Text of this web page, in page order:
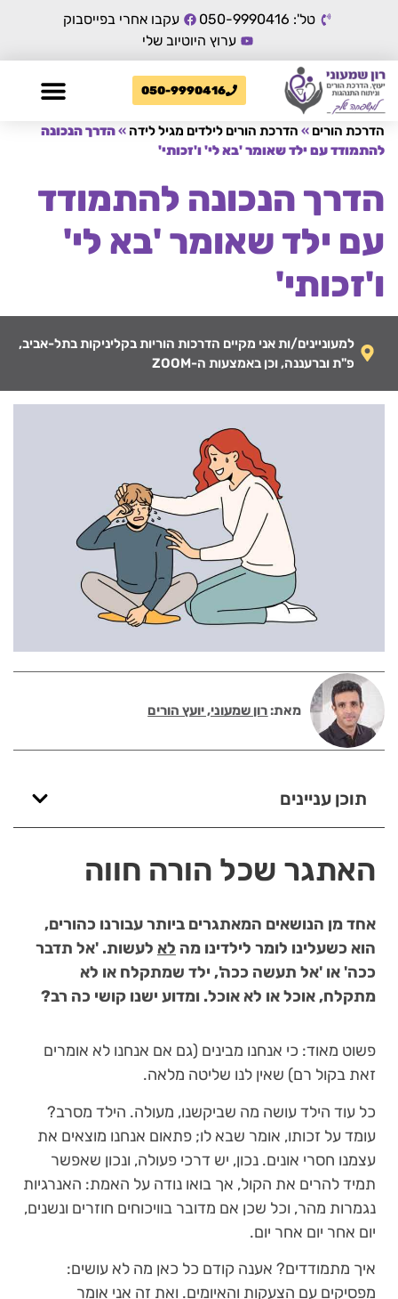
טל': 050-9990416
עקבו אחרי בפייסבוק
ערוץ היוטיוב שלי
050-9990416
הדרכת הורים » הדרכת הורים לילדים מגיל לידה »הדרך הנכונה
להתמודד עם ילד שאומר 'בא לי' ו'זכותי'
הדרך הנכונה להתמודד
עם ילד שאומר 'בא לי'
ו'זכותי'
למעוניינים/ות אני מקיים הדרכות הוריות בקליניקות בתל-אביב,
פ"ת וברעננה, וכן באמצעות ה-ZOOM
מאת:רון שמעוני, יועץ הורים
תוכן עניינים
האתגר שכל הורה חווה
אחד מן הנושאים המאתגרים ביותר עבורנו כהורים,
הוא כשעלינו לומר לילדינו מה לא לעשות. 'אל תדבר
ככה' או 'אל תעשה ככה', ילד שמתקלח או לא
מתקלח, אוכל או לא אוכל. ומדוע ישנו קושי כה רב?
פשוט מאוד: כי אנחנו מבינים (גם אם אנחנו לא אומרים
זאת בקול רם) שאין לנו שליטה מלאה.
כל עוד הילד עושה מה שביקשנו, מעולה. הילד מסרב?
עומד על זכותו, אומר שבא לו; פתאום אנחנו מוצאים את
עצמנו חסרי אונים. נכון, יש דרכי פעולה, ונכון שאפשר
תמיד להרים את הקול, אך בואו נודה על האמת: האנרגיות
נגמרות מהר, וכל שכן אם מדובר בוויכוחים חוזרים ונשנים,
יום אחר יום אחר יום.
איך מתמודדים? אענה קודם כל כאן מה לא עושים:
מפסיקים עם הצעקות והאיומים. ואת זה אני אומר